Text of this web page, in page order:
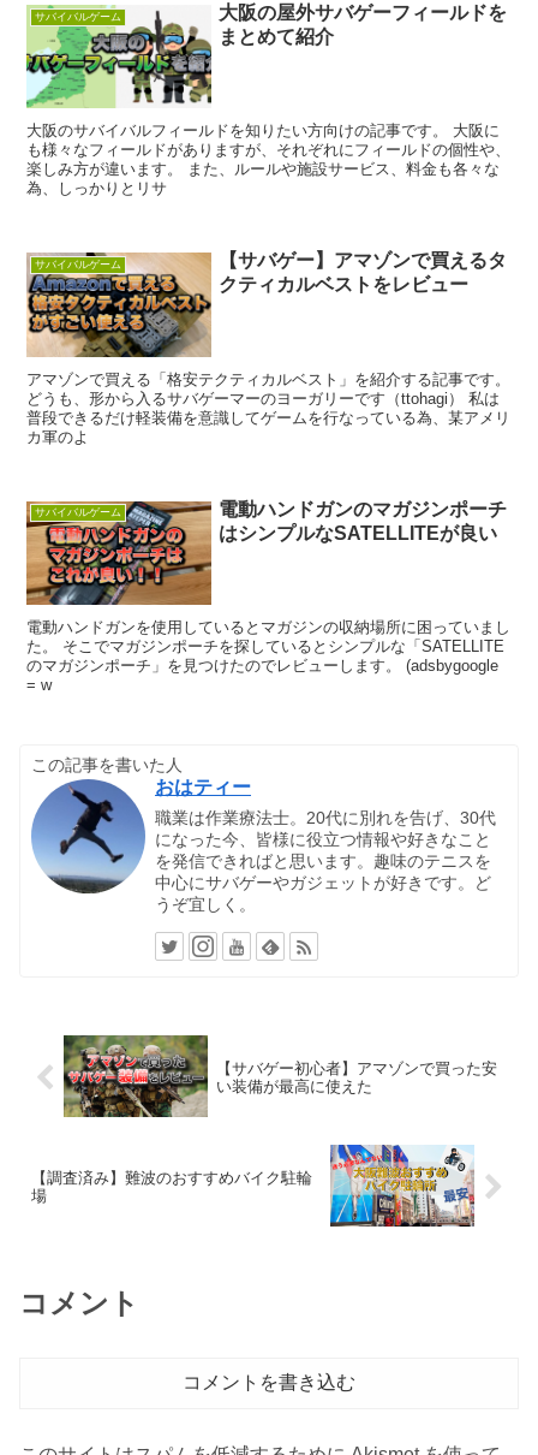
サバイバルゲーム
大阪の屋外サバゲーフィールドを
まとめて紹介
大阪のサバイバルフィールドを知りたい方向けの記事です。 大阪に
も様々なフィールドがありますが、それぞれにフィールドの個性や、
楽しみ方が違います。 また、ルールや施設サービス、料金も各々な
為、しっかりとリサ
サバイバルゲーム
【サバゲー】アマゾンで買えるタ
クティカルベストをレビュー
アマゾンで買える「格安テクティカルベスト」を紹介する記事です。
どうも、形から入るサバゲーマーのヨーガリーです（ttohagi） 私は
普段できるだけ軽装備を意識してゲームを行なっている為、某アメリ
カ軍のよ
サバイバルゲーム
電動ハンドガンのマガジンポーチ
はシンプルなSATELLITEが良い
電動ハンドガンを使用しているとマガジンの収納場所に困っていまし
た。 そこでマガジンポーチを探しているとシンプルな「SATELLITE
のマガジンポーチ」を見つけたのでレビューします。 (adsbygoogle
= w
この記事を書いた人
おはティー
職業は作業療法士。20代に別れを告げ、30代
になった今、皆様に役立つ情報や好きなこと
を発信できればと思います。趣味のテニスを
中心にサバゲーやガジェットが好きです。ど
うぞ宜しく。
【サバゲー初心者】アマゾンで買った安
い装備が最高に使えた
【調査済み】難波のおすすめバイク駐輪
場
コメント
コメントを書き込む